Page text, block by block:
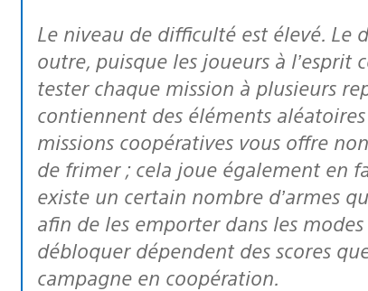
Le niveau de difficulté est élevé. Le défi est corsé dans toutes les missions. En
outre, puisque les joueurs à
tester chaque mission à plusieurs
contiennent des éléments
missions coopératives vous offre
de frimer ; cela joue également en
existe un certain nombre d’armes
afin de les emporter dans les
débloquer dépendent des scores
campagne en coopération.